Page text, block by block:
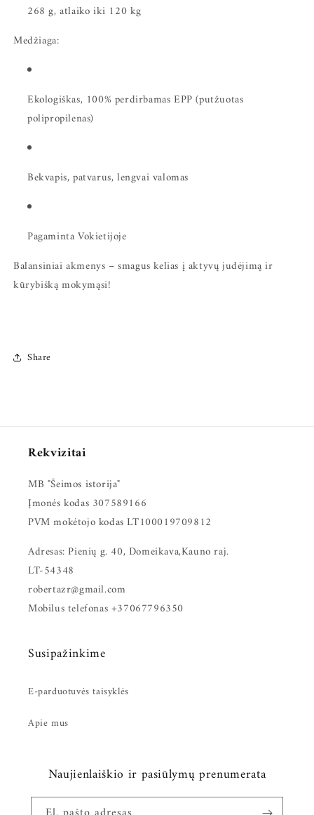
268 g, atlaiko iki 120 kg
Medžiaga:
Ekologiškas, 100% perdirbamas EPP (putžuotas
polipropilenas)
Bekvapis, patvarus, lengvai valomas
Pagaminta Vokietijoje
Balansiniai akmenys – smagus kelias į aktyvų judėjimą ir
kūrybišką mokymąsi!
Share
Rekvizitai
MB "Šeimos istorija"
Įmonės kodas 307589166
PVM mokėtojo kodas LT100019709812
Adresas: Pienių g. 40, Domeikava,Kauno raj.
LT-54348
robertazr@gmail.com
Mobilus telefonas +37067796350
Susipažinkime
E-parduotuvės taisyklės
Apie mus
Naujienlaiškio ir pasiūlymų prenumerata